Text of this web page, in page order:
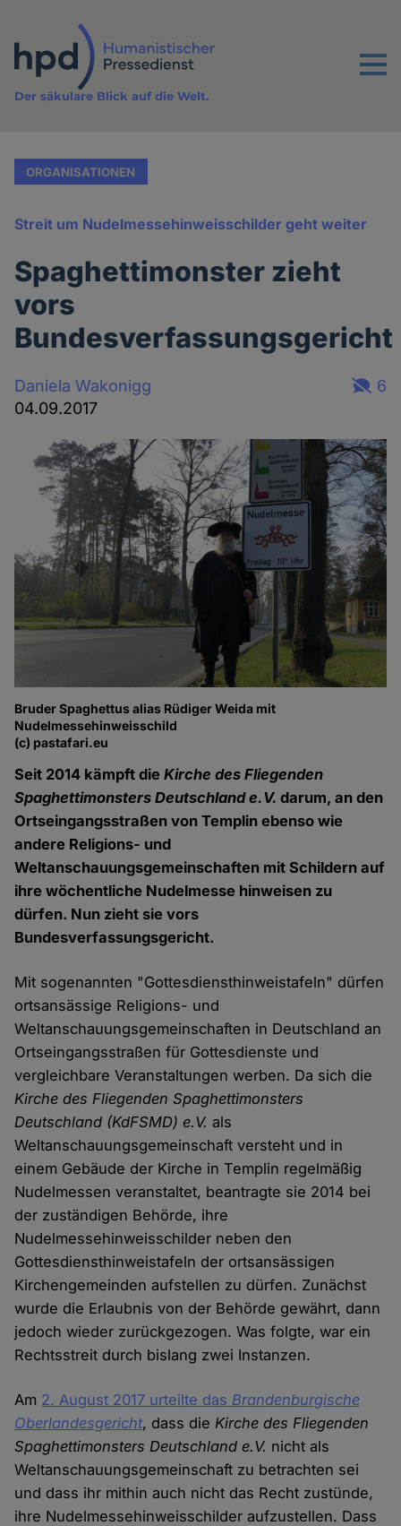
Inhalt
Menu
Der säkulare Blick auf die Welt.
ORGANISATIONEN
Streit um Nudelmessehinweisschilder geht weiter
Spaghettimonster zieht
vors
Bundesverfassungsgericht
Daniela Wakonigg
04.09.2017
6
Bruder Spaghettus alias Rüdiger Weida mit
Nudelmessehinweisschild
(c) pastafari.eu
Seit 2014 kämpft dieKirche des Fliegenden
Spaghettimonsters Deutschland e.V.darum, an den
Ortseingangsstraßen von Templin ebenso wie
andere Religions- und
Weltanschauungsgemeinschaften mit Schildern auf
ihre wöchentliche Nudelmesse hinweisen zu
dürfen. Nun zieht sie vors
Bundesverfassungsgericht.
Mit sogenannten "Gottesdiensthinweistafeln" dürfen
ortsansässige Religions- und
Weltanschauungsgemeinschaften in Deutschland an
Ortseingangsstraßen für Gottesdienste und
vergleichbare Veranstaltungen werben. Da sich die
Kirche des Fliegenden Spaghettimonsters
Deutschland (KdFSMD) e.V. als
Weltanschauungsgemeinschaft versteht und in
einem Gebäude der Kirche in Templin regelmäßig
Nudelmessen veranstaltet, beantragte sie 2014 bei
der zuständigen Behörde, ihre
Nudelmessehinweisschilder neben den
Gottesdiensthinweistafeln der ortsansässigen
Kirchengemeinden aufstellen zu dürfen. Zunächst
wurde die Erlaubnis von der Behörde gewährt, dann
jedoch wieder zurückgezogen. Was folgte, war ein
Rechtsstreit durch bislang zwei Instanzen.
Am 2. August 2017 urteilte das Brandenburgische
Oberlandesgericht, dass dieKirche des Fliegenden
Spaghettimonsters Deutschland e.V. nicht als
Weltanschauungsgemeinschaft zu betrachten sei
und dass ihr mithin auch nicht das Recht zustünde,
ihre Nudelmessehinweisschilder aufzustellen. Dass